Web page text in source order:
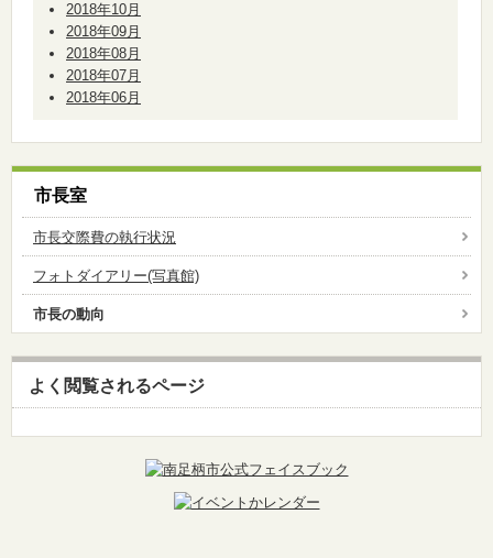
2018年10月
2018年09月
2018年08月
2018年07月
2018年06月
市長室
市長交際費の執行状況
フォトダイアリー(写真館)
市長の動向
よく閲覧されるページ